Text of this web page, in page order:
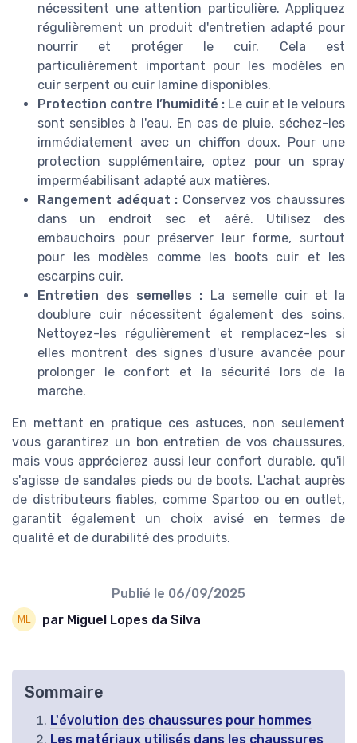
nécessitent une attention particulière. Appliquez
régulièrement un produit d'entretien adapté pour
nourrir et protéger le cuir. Cela est
particulièrement important pour les modèles en
cuir serpent ou cuir lamine disponibles.
Protection contre l’humidité : Le cuir et le velours
sont sensibles à l'eau. En cas de pluie, séchez-les
immédiatement avec un chiffon doux. Pour une
protection supplémentaire, optez pour un spray
imperméabilisant adapté aux matières.
Rangement adéquat : Conservez vos chaussures
dans un endroit sec et aéré. Utilisez des
embauchoirs pour préserver leur forme, surtout
pour les modèles comme les boots cuir et les
escarpins cuir.
Entretien des semelles : La semelle cuir et la
doublure cuir nécessitent également des soins.
Nettoyez-les régulièrement et remplacez-les si
elles montrent des signes d'usure avancée pour
prolonger le confort et la sécurité lors de la
marche.
En mettant en pratique ces astuces, non seulement
vous garantirez un bon entretien de vos chaussures,
mais vous apprécierez aussi leur confort durable, qu'il
s'agisse de sandales pieds ou de boots. L'achat auprès
de distributeurs fiables, comme Spartoo ou en outlet,
garantit également un choix avisé en termes de
qualité et de durabilité des produits.
Publié le 06/09/2025
par Miguel Lopes da Silva
Sommaire
L'évolution des chaussures pour hommes
Les matériaux utilisés dans les chaussures